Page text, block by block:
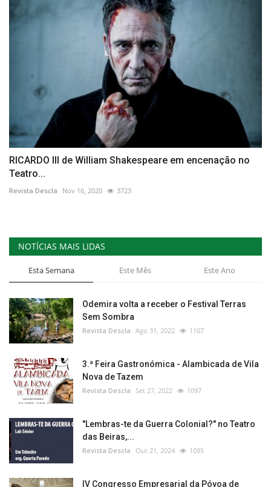
RICARDO III de William Shakespeare em encenação no
Teatro...
Revista Descla Nov 16, 2020 3723
NOTÍCIAS MAIS LIDAS
Esta Semana Este Mês Este Ano
Odemira volta a receber o Festival Terras
Sem Sombra
Revista Descla Ago 31, 2022 1107
3.ª Feira Gastronómica - Alambicada de Vila
Nova de Tazem
Revista Descla Set 27, 2022 1097
"Lembras-te da Guerra Colonial?" no Teatro
das Beiras,...
Revista Descla Out 21, 2024 1095
IV Congresso Empresarial da Póvoa de